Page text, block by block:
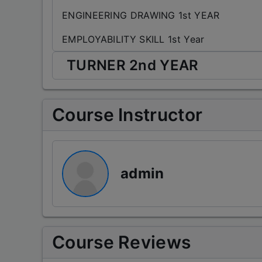
ENGINEERING DRAWING 1st YEAR
EMPLOYABILITY SKILL 1st Year
TURNER 2nd YEAR
TURNER 2nd YEAR
ENGINEERING DRAWING 2nd YEAR
WORKSHOP CALCULATION & SCIENCE
EMPLOYABILITY SKILL 2nd year
Course Instructor
admin
Course Reviews